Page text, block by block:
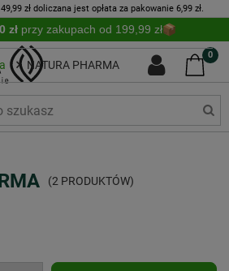
zł doliczana jest opłata za pakowanie 6,99 zł.
zł przy zakupach od 199,99 zł
0
NATURA PHARMA
(2 PRODUKTÓW)